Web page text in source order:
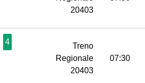
20403
4
Treno
Regionale
20403
07:30